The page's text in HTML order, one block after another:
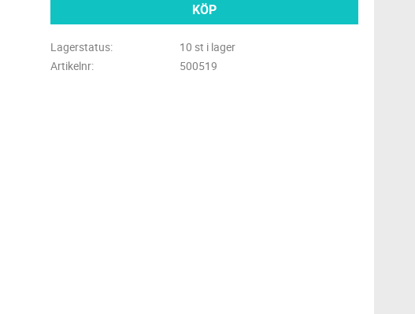
KÖP
Lagerstatus
10 st i lager
Artikelnr
500519